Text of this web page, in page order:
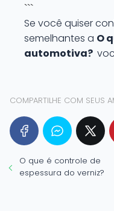
```
Se você quiser
semelhantes a O
automotiva?
COMPARTILHE COM SEUS
O que é controle de
espessura do verniz?